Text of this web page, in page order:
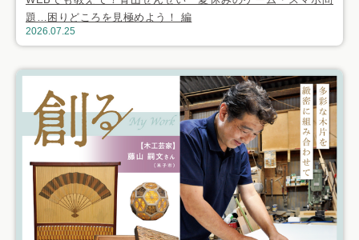
題…困りどころを見極めよう！ 編
2026.07.25